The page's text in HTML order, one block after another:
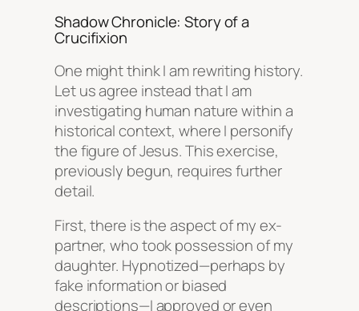
Shadow Chronicle: Story of a
Crucifixion
One might think I am rewriting history.
Let us agree instead that I am
investigating human nature within a
historical context, where I personify
the figure of Jesus. This exercise,
previously begun, requires further
detail.
First, there is the aspect of my ex-
partner, who took possession of my
daughter. Hypnotized—perhaps by
fake information or biased
descriptions—I approved or even